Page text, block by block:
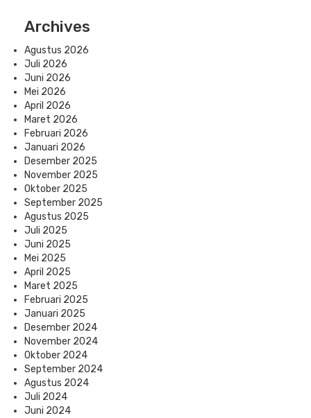
Archives
Agustus 2026
Juli 2026
Juni 2026
Mei 2026
April 2026
Maret 2026
Februari 2026
Januari 2026
Desember 2025
November 2025
Oktober 2025
September 2025
Agustus 2025
Juli 2025
Juni 2025
Mei 2025
April 2025
Maret 2025
Februari 2025
Januari 2025
Desember 2024
November 2024
Oktober 2024
September 2024
Agustus 2024
Juli 2024
Juni 2024